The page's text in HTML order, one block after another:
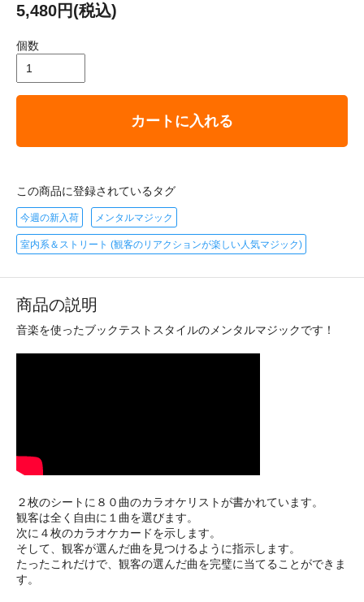
5,480円(税込)
個数
カートに入れる
この商品に登録されているタグ
今週の新入荷 メンタルマジック
室内系＆ストリート (観客のリアクションが楽しい人気マジック)
商品の説明
音楽を使ったブックテストスタイルのメンタルマジックです！
２枚のシートに８０曲のカラオケリストが書かれています。
観客は全く自由に１曲を選びます。
次に４枚のカラオケカードを示します。
そして、観客が選んだ曲を見つけるように指示します。
たったこれだけで、観客の選んだ曲を完璧に当てることができま
す。